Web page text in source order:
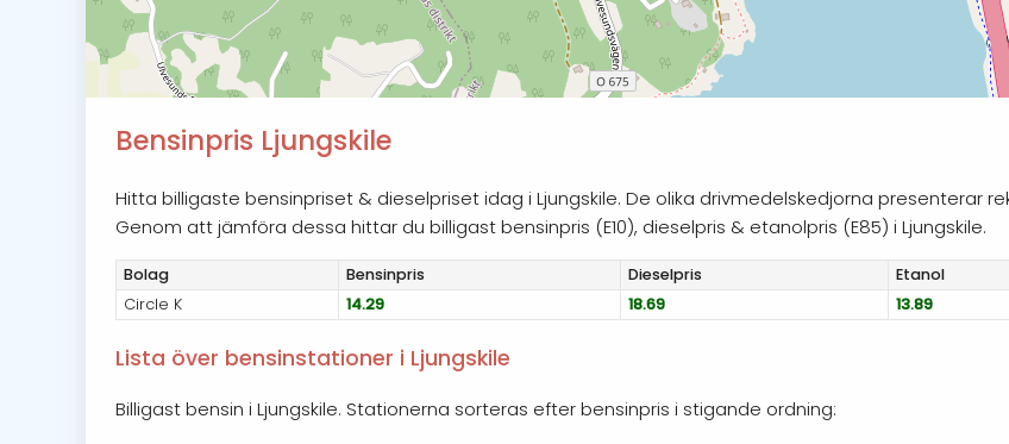
Bensinpris Ljungskile
Hitta billigaste bensinpriset & dieselpriset idag i Ljungskile. De olika drivmedelskedjorna presenterar
Genom att jämföra dessa hittar du billigast bensinpris (E10), dieselpris & etanolpris (E85) i Ljungskile.
Bolag Bensinpris Dieselpris Etanol
Circle K
14.29 18.69 13.89
Lista över bensinstationer i Ljungskile
Billigast bensin i Ljungskile. Stationerna sorteras efter bensinpris i stigande ordning: